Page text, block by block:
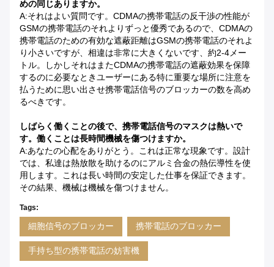
めの同じありますか。
A:それはよい質問です。CDMAの携帯電話の反干渉の性能が
GSMの携帯電話のそれよりずっと優秀であるので、CDMAの
携帯電話のための有効な遮蔽距離はGSMの携帯電話のそれよ
り小さいですが、相違は非常に大きくないです、約2-4メー
トル。しかしそれはまたCDMAの携帯電話の遮蔽効果を保障
するのに必要なときユーザーにある特に重要な場所に注意を
払うために思い出させ携帯電話信号のブロッカーの数を高め
るべきです。
しばらく働くことの後で、携帯電話信号のマスクは熱いで
す。働くことは長時間機械を傷つけますか。
A:あなたの心配をありがとう。これは正常な現象です。設計
では、私達は熱放散を助けるのにアルミ合金の熱伝導性を使
用します。これは長い時間の安定した仕事を保証できます。
その結果、機械は機械を傷つけません。
Tags:
細胞信号のブロッカー 携帯電話のブロッカー
手持ち型の携帯電話の妨害機